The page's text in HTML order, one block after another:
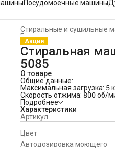
Посудомоечные машины
Стиральные и сушильные
Главная
Акция
Стиральная
5085
О товаре
Общие данные:
Максимальная загрузка: 5
Скорость отжима: 800 об/
Класс стирки: А
Класс отжима: С
Класс энергопотребления:
Программы стирки:
16 программ
Забота о шерсти
Стирка деликатных тканей
Подробнее
Характеристики
Артикул
Цвет
Автодозировка моющего